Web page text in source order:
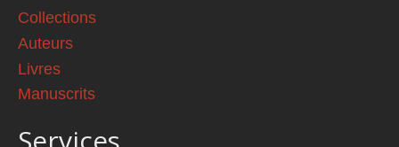
Collections
Auteurs
Livres
Manuscrits